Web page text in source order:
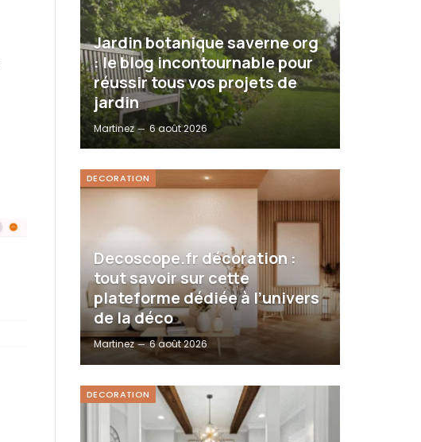
Jardin botanique saverne org
: le blog incontournable pour
réussir tous vos projets de
jardin
Martinez 6 août 2026
DECORATION
Decoscope.fr décoration :
tout savoir sur cette
plateforme dédiée à l’univers
de la déco
Martinez 6 août 2026
DECORATION